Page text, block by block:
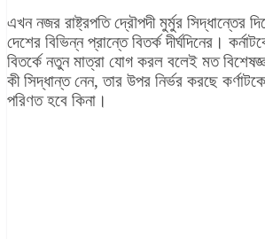
এখন নজর রাষ্ট্রপতি দ্রৌপদী মুর্মুর সিদ্ধান্তের
দেশের বিভিন্ন প্রান্তে বিতর্ক দীর্ঘদিনের।
বিতর্কে নতুন মাত্রা যোগ করল বলেই মত
কী সিদ্ধান্ত নেন, তার উপর নির্ভর করছে
পরিণত হবে কিনা।